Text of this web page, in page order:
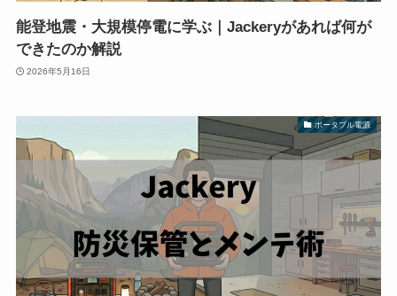
能登地震・大規模停電に学ぶ｜Jackeryがあれば何が
できたのか解説
2026年5月16日
ポータブル電源